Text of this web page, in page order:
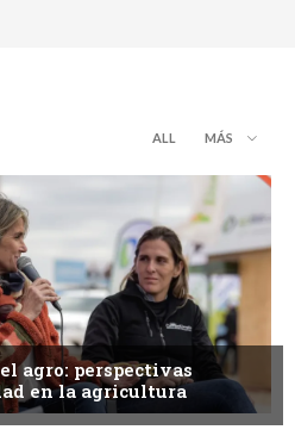
ALL MÁS
agro: perspectivas
en la agricultura